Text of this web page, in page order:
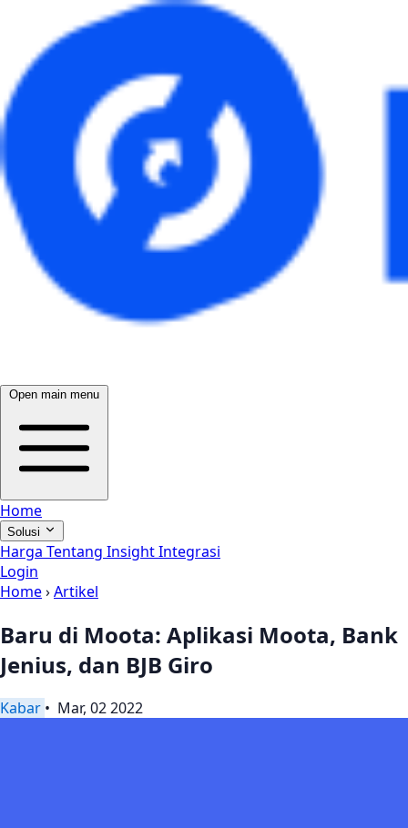
Open main menu
Home
Solusi
Harga Tentang InsightIntegrasi
Login
Home›Artikel
Baru di Moota: Aplikasi Moota, Bank
Jenius, dan BJB Giro
Kabar • Mar, 02 2022